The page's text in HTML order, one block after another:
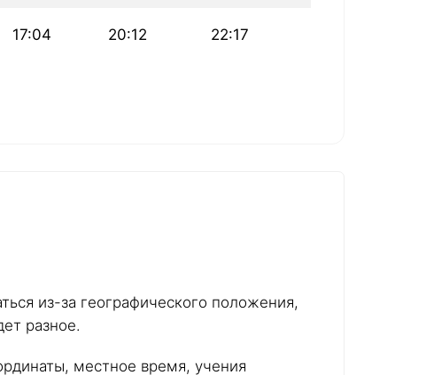
17:04 20:12 22:17
из-за географического положения,
разное.
местное время, учения